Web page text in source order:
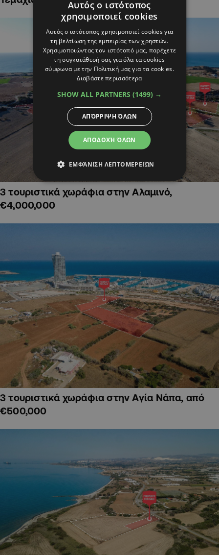
3 τουριστικά χωράφια στην Αλαμινό,
€4,000,000
3 τουριστικά χωράφια στην Αγία Νάπα, από
€500,000
Αυτός ο ιστότοπος
χρησιμοποιεί cookies
Αυτός ο ιστότοπος χρησιμοποιεί cookies για
τη βελτίωση της εμπειρίας των χρηστών.
Χρησιμοποιώντας τον ιστότοπό μας, παρέχετε
τη συγκατάθεσή σας για όλα τα cookies
σύμφωνα με την Πολιτική μας για τα cookies.
Διαβάστε περισσότερα
SHOW ALL PARTNERS (1499) →
ΑΠΟΔΟΧΉ ΌΛΩΝ
ΑΠΌΡΡΙΨΗ ΌΛΩΝ
ΕΜΦΆΝΙΣΗ ΛΕΠΤΟΜΕΡΕΙΏΝ